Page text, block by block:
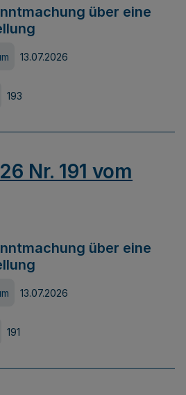
über eine
13.07.2026
193
Nr. 191 vom
über eine
13.07.2026
191